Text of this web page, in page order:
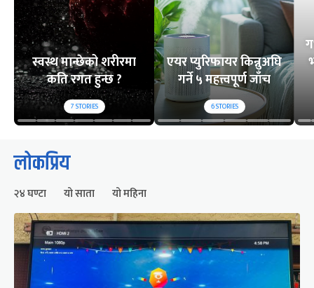
स्वस्थ मान्छेको शरीरमा
कति रगत हुन्छ ?
7STORIES
एयर प्युरिफायर किन्नुअघि
गर्ने ५ महत्त्वपूर्ण जाँच
6STORIES
लोकप्रिय
२४ घण्टा यो साता यो महिना